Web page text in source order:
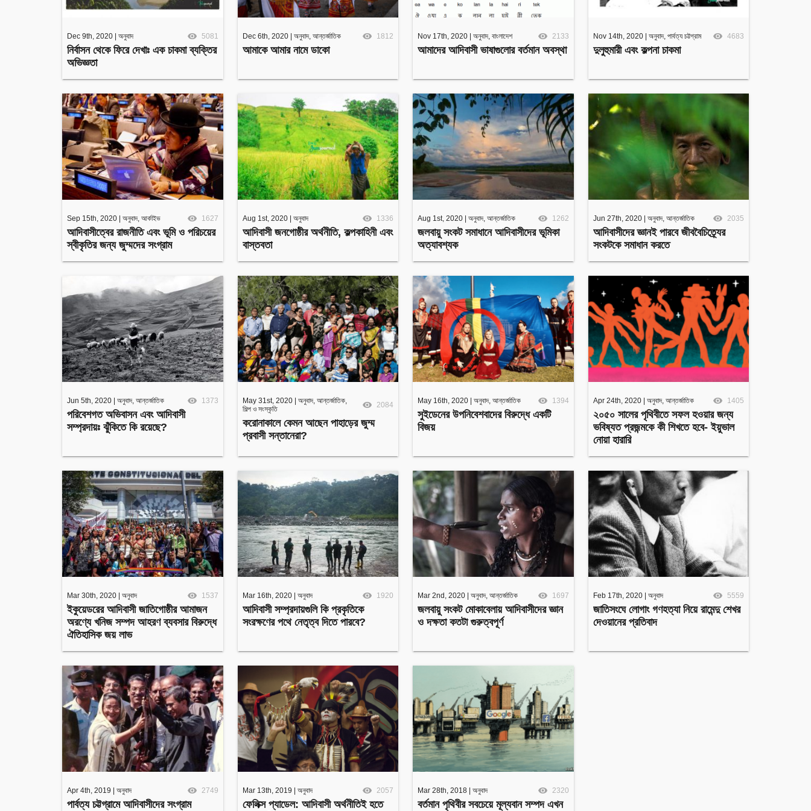
Facebook
Youtube
Google+
Invite Jumjournal Team
Be a partner
Be a volunteer
Dec 9th, 2020 অনুবাদ 5081
নির্বাসন থেকে ফিরে দেখাঃ এক চাকমা ব্যক্তির
অভিজ্ঞতা
Dec 6th, 2020| অনুবাদ, আন্তর্জাতিক 1812
আমাকে আমার নামে ডাকো
Nov 17th, 2020 অনুবাদ, বাংলাদেশ 2133
আমাদের আদিবাসী ভাষাগুলোর বর্তমান অবস্থা
Nov 14th, 2020| অনুবাদ, পার্বত্য চট্টগ্রাম 4683
দুলুহুমারী এবং কল্পনা চাকমা
Sep 15th, 2020 অনুবাদ, আর্কাইভ 1627
আদিবাসীত্বের রাজনীতি এবং ভূমি ও পরিচয়ের
স্বীকৃতির জন্য জুম্মদের সংগ্রাম
Aug 1st, 2020| অনুবাদ 1336
আদিবাসী জনগোষ্ঠীর অর্থনীতি, কল্পকাহিনী এবং
বাস্তবতা
Aug 1st, 2020 অনুবাদ, আন্তর্জাতিক 1262
জলবায়ু সংকট সমাধানে আদিবাসীদের ভূমিকা
অত্যাবশ্যক
Jun 27th, 2020| অনুবাদ, আন্তর্জাতিক 2035
আদিবাসীদের জ্ঞানই পারবে জীববৈচিত্র্যের
সংকটকে সমাধান করতে
Jun 5th, 2020 অনুবাদ, আন্তর্জাতিক 1373
পরিবেশগত অভিবাসন এবং আদিবাসী
সম্প্রদায়ঃ ঝুঁকিতে কি রয়েছে?
May 31st, 2020| অনুবাদ, আন্তর্জাতিক,
শিল্প ও সংস্কৃতি
2084
করোনাকালে কেমন আছেন পাহাড়ের জুম্ম
প্রবাসী সন্তানেরা?
May 16th, 2020 অনুবাদ, আন্তর্জাতিক 1394
সুইডেনের উপনিবেশবাদের বিরুদ্ধে একটি
বিজয়
Apr 24th, 2020| অনুবাদ, আন্তর্জাতিক 1405
২০৫০ সালের পৃথিবীতে সফল হওয়ার জন্য
ভবিষ্যত প্রজন্মকে কী শিখতে হবে- ইয়ুভাল
নোয়া হারারি
Mar 30th, 2020 অনুবাদ 1537
ইকুয়েডরের আদিবাসী জাতিগোষ্ঠীর আমাজন
অরণ্যে খনিজ সম্পদ আহরণ ব্যবসার বিরুদ্ধে
ঐতিহাসিক জয় লাভ
Mar 16th, 2020| অনুবাদ 1920
আদিবাসী সম্প্রদায়গুলি কি প্রকৃতিকে
সংরক্ষণের পথে নেতৃত্ব দিতে পারবে?
Mar 2nd, 2020 অনুবাদ, আন্তর্জাতিক 1697
জলবায়ু সংকট মোকাবেলায় আদিবাসীদের জ্ঞান
ও দক্ষতা কতটা গুরুত্বপূর্ণ
Feb 17th, 2020| অনুবাদ 5559
জাতিসংঘে লোগাং গণহত্যা নিয়ে রামেন্দু শেখর
দেওয়ানের প্রতিবাদ
Apr 4th, 2019 অনুবাদ 2749
পার্বত্য চট্টগ্রামে আদিবাসীদের সংগ্রাম
Mar 13th, 2019 অনুবাদ 2057
ফেলিক্স প্যাডেল: আদিবাসী অর্থনীতিই হতে
Mar 28th, 2018 অনুবাদ 2320
বর্তমান পৃথিবীর সবচেয়ে মূল্যবান সম্পদ এখন